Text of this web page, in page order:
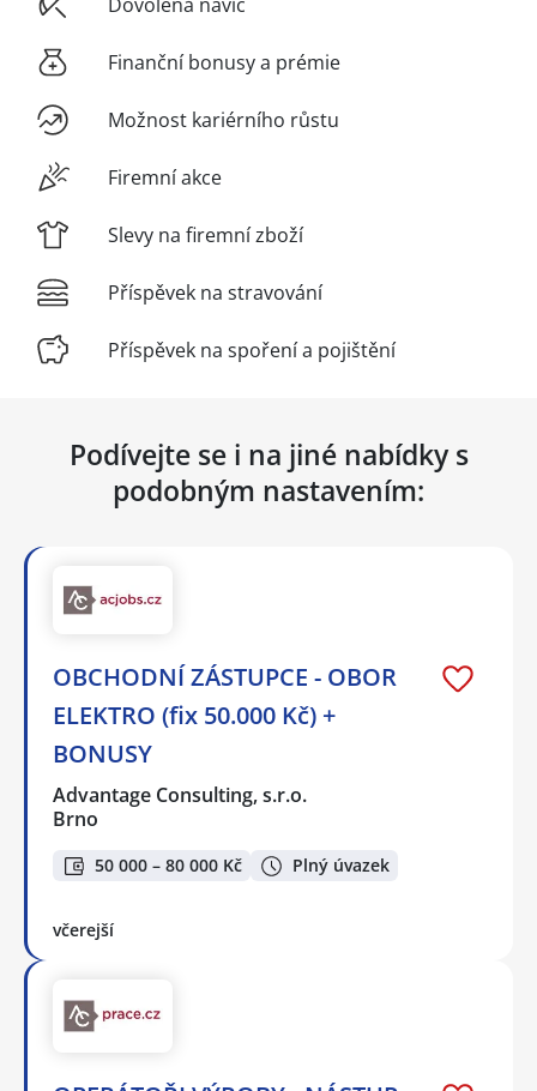
Finanční bonusy a prémie
Možnost kariérního růstu
Firemní akce
Slevy na firemní zboží
Příspěvek na stravování
Příspěvek na spoření a pojištění
Podívejte se i na jiné nabídky s
podobným nastavením:
OBCHODNÍ ZÁSTUPCE - OBOR
ELEKTRO (fix 50.000 Kč) +
BONUSY
Advantage Consulting, s.r.o.
Brno
50 000 – 80 000 Kč Plný úvazek
včerejší